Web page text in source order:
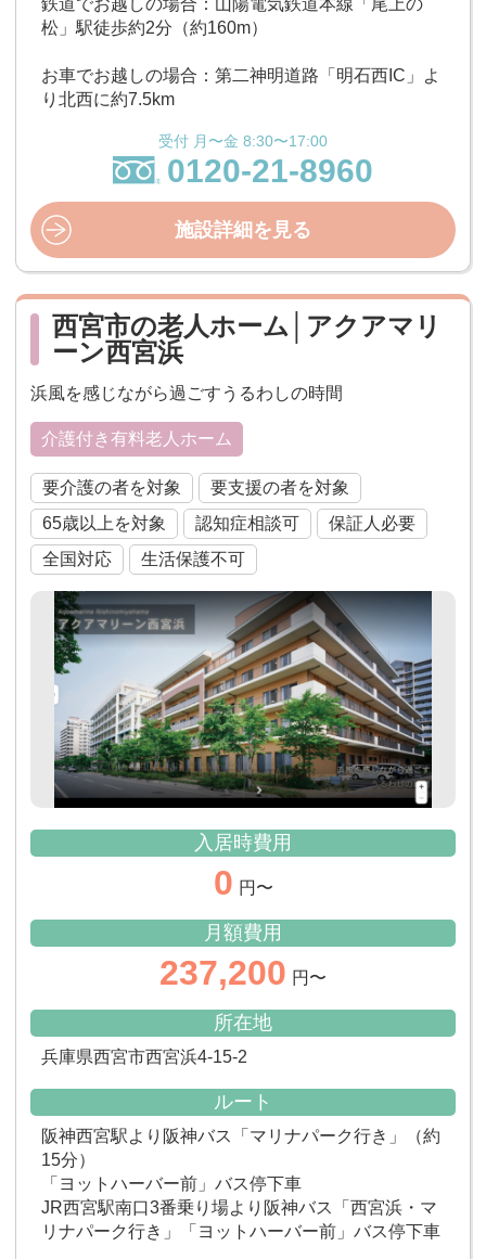
松」駅徒歩約2分（約160m）
お車でお越しの場合：第二神明道路「明石西IC」よ
り北西に約7.5km
受付 月〜金 8:30〜17:00
0120-21-8960
施設詳細を見る
西宮市の老人ホーム│アクアマリ
ーン西宮浜
浜風を感じながら過ごすうるわしの時間
介護付き有料老人ホーム
要介護の者を対象
要支援の者を対象
65歳以上を対象
認知症相談可
保証人必要
全国対応
生活保護不可
入居時費用
0 円〜
月額費用
237,200 円〜
所在地
兵庫県西宮市西宮浜4-15-2
ルート
阪神西宮駅より阪神バス「マリナパーク行き」（約
15分）
「ヨットハーバー前」バス停下車
JR西宮駅南口3番乗り場より阪神バス「西宮浜・マ
リナパーク行き」「ヨットハーバー前」バス停下車